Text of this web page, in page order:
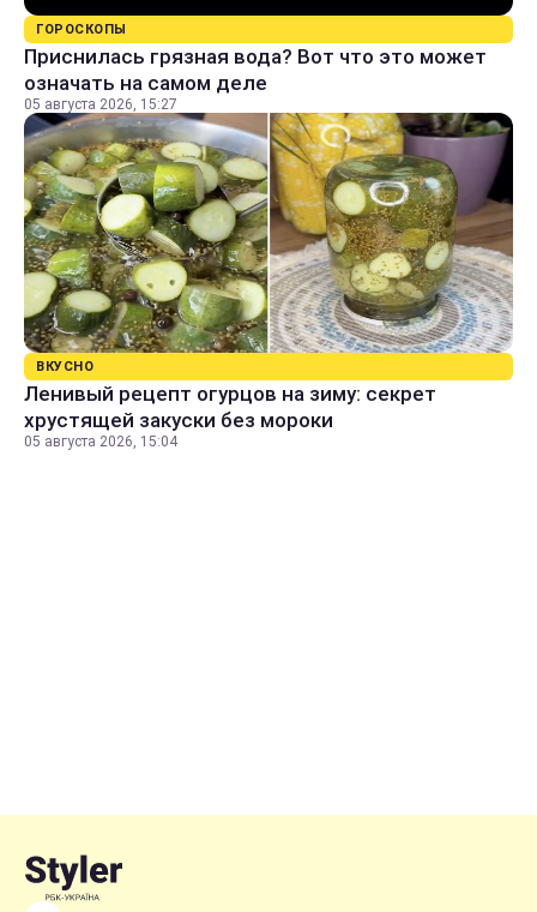
ГОРОСКОПЫ
Приснилась грязная вода? Вот что это может
означать на самом деле
05 августа 2026, 15:27
ВКУСНО
Ленивый рецепт огурцов на зиму: секрет
хрустящей закуски без мороки
05 августа 2026, 15:04